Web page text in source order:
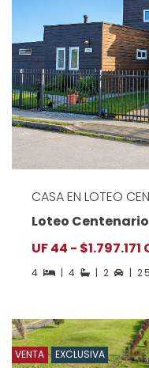
CASA EN LOTEO
Loteo
UF 44 - $1.797.171
4 | 4 | 2 |
VENTA EXCLUSIVA